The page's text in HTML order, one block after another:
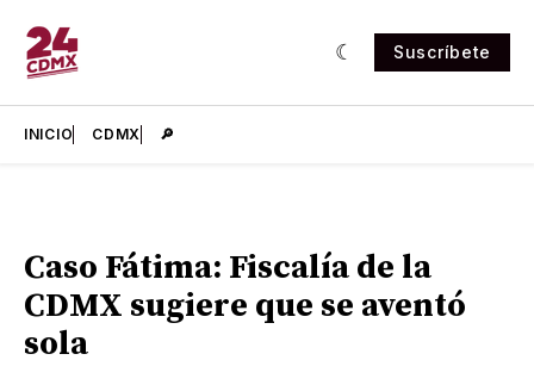
Suscríbete
INICIO CDMX 🔎
Caso Fátima: Fiscalía de la
CDMX sugiere que se aventó
sola